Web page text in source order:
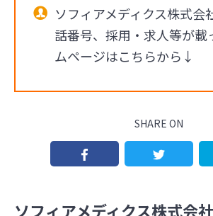
ソフィアメディクス株式会
話番号、採用・求人等が載
ムページはこちらから↓
SHARE ON
ソフィアメディクス株式